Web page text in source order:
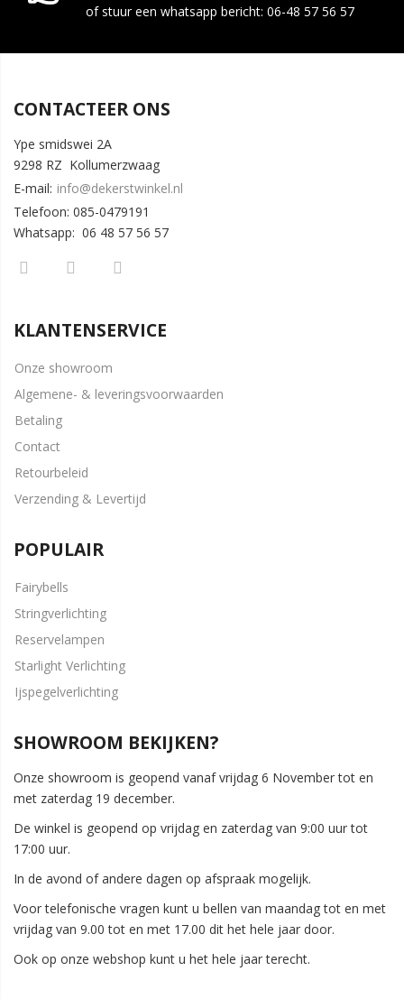
of stuur een whatsapp bericht: 06-48 57 56 57
CONTACTEER ONS
Ype smidswei 2A
9298 RZ Kollumerzwaag
E-mail: info@dekerstwinkel.nl
Telefoon: 085-0479191
Whatsapp: 06 48 57 56 57
KLANTENSERVICE
Onze showroom
Algemene- & leveringsvoorwaarden
Betaling
Contact
Retourbeleid
Verzending & Levertijd
POPULAIR
Fairybells
Stringverlichting
Reservelampen
Starlight Verlichting
Ijspegelverlichting
SHOWROOM BEKIJKEN?
Onze showroom is geopend vanaf vrijdag 6 November tot en
met zaterdag 19 december.
De winkel is geopend op vrijdag en zaterdag van 9:00 uur tot
17:00 uur.
In de avond of andere dagen op afspraak mogelijk.
Voor telefonische vragen kunt u bellen van maandag tot en met
vrijdag van 9.00 tot en met 17.00 dit het hele jaar door.
Ook op onze webshop kunt u het hele jaar terecht.